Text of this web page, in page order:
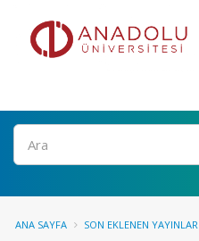
Ara
ANA SAYFA SON EKLENEN YAYINLAR